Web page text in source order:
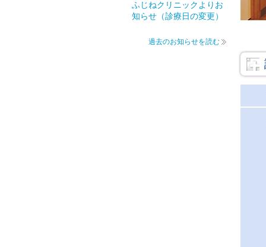
ふじねクリニックよりお
知らせ（診療日の変更）
過去のお知らせを読む